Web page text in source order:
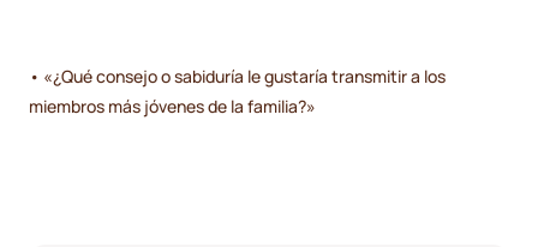
• «¿Qué consejo o sabiduría le gustaría transmitir a los
miembros más jóvenes de la familia?»